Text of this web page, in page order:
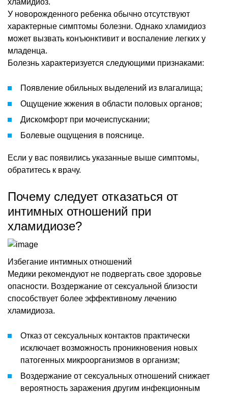
У новорожденного ребенка обычно отсутствуют
характерные симптомы болезни. Однако хламидиоз
может вызвать конъюнктивит и воспаление легких у
младенца.
Болезнь характеризуется следующими признаками:
Появление обильных выделений из влагалища;
Ощущение жжения в области половых органов;
Дискомфорт при мочеиспускании;
Болевые ощущения в пояснице.
Если у вас появились указанные выше симптомы,
обратитесь к врачу.
Почему следует отказаться от
интимных отношений при
хламидиозе?
Избегание интимных отношений
Медики рекомендуют не подвергать свое здоровье
опасности. Воздержание от сексуальной близости
способствует более эффективному лечению
хламидиоза.
Отказ от сексуальных контактов практически
исключает возможность проникновения новых
патогенных микроорганизмов в организм;
Воздержание от сексуальных отношений снижает
вероятность заражения другим инфекционным